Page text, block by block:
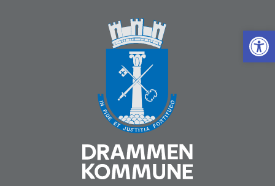
Vis